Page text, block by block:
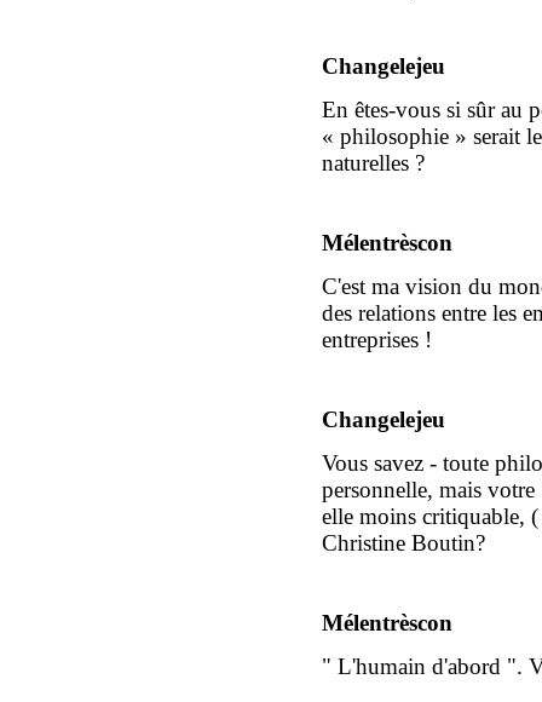
Changelejeu
En êtes-vous si sûr au
« philosophie » serait
naturelles ?
Mélentrèscon
C'est ma vision du
des relations entre les
entreprises !
Changelejeu
Vous savez - toute
personnelle, mais
elle moins critiquable,
Christine Boutin?
Mélentrèscon
" L'humain d'abord ".